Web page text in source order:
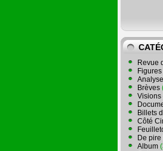
Revue
Brèves
Visions
Billets
Côté
De pire
Album